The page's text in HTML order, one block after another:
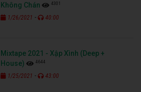
Không Chán
4301
1/26/2021 - 40:00
Mixtape 2021 - Xập Xình (Deep +
House)
4644
1/25/2021 - 43:00